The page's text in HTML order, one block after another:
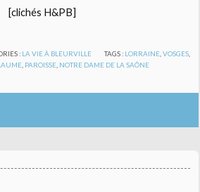
[clichés H&PB]
: LA VIE À BLEURVILLE TAGS : LORRAINE ,VOSGES
PAROISSE NOTRE DAME DE LA SAÔNE